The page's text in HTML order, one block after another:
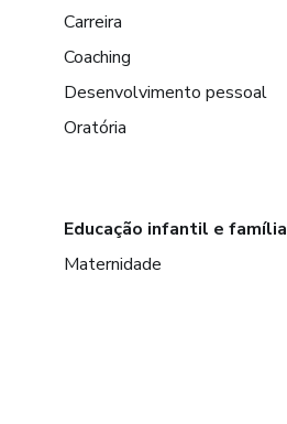
Carreira
Coaching
Desenvolvimento pessoal
Oratória
Educação infantil e família
Maternidade